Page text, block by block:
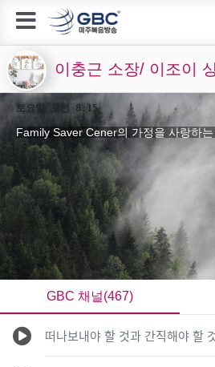
이충근 소장/ 이조이
토요일 오전 8:15
Family Saver Cener의 가정을 사랑하
GBC 채널(467)
떠나보내야 할 것과 간직해야 할